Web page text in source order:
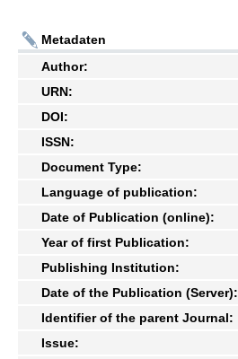
Metadaten
Author:
URN:
DOI:
ISSN:
Document Type:
Language of publication:
Date of Publication (online):
Year of first Publication:
Publishing Institution:
Date of the Publication (Server):
Identifier of the parent Journal:
Issue: